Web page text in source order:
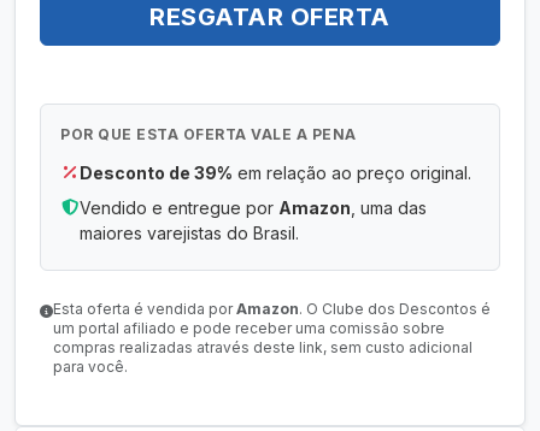
RESGATAR OFERTA
POR QUE ESTA OFERTA VALE A PENA
Desconto de 39% em relação ao preço original.
Vendido e entregue por Amazon , uma das
maiores varejistas do Brasil.
Esta oferta é vendida porAmazon. O Clube dos Descontos é
um portal afiliado e pode receber uma comissão sobre
compras realizadas através deste link, sem custo adicional
para você.